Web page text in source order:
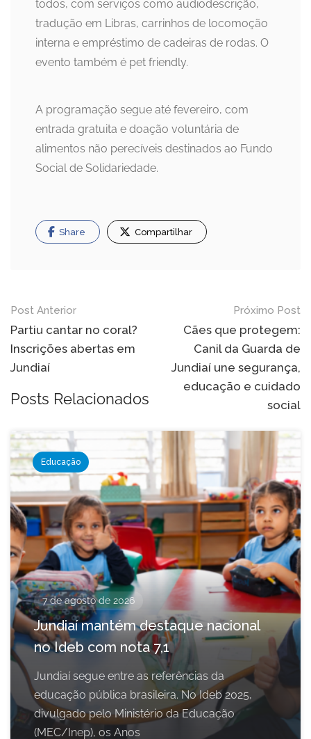
todos, com serviços como audiodescrição,
tradução em Libras, carrinhos de locomoção
interna e empréstimo de cadeiras de rodas. O
evento também é pet friendly.
A programação segue até fevereiro, com
entrada gratuita e doação voluntária de
alimentos não perecíveis destinados ao Fundo
Social de Solidariedade.
Share Compartilhar
Navegação
de
Post
Post Anterior
Partiu cantar no coral?
Inscrições abertas em
Jundiaí
Próximo Post
Cães que protegem:
Canil da Guarda de
Jundiaí une segurança,
educação e cuidado
social
Posts Relacionados
Educação
7 de agosto de 2026
Jundiaí mantém destaque nacional
no Ideb com nota 7,1
Jundiaí segue entre as referências da
educação pública brasileira. No Ideb 2025,
divulgado pelo Ministério da Educação
(MEC/Inep), os Anos